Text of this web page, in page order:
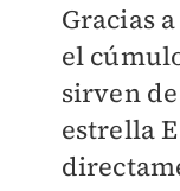
Gracias
el
sirven
estrella